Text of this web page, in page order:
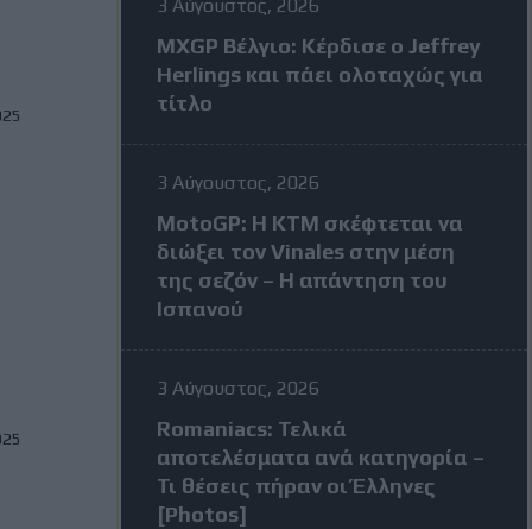
3 Αύγουστος, 2026
MXGP Βέλγιο: Κέρδισε ο Jeffrey
Herlings και πάει ολοταχώς για
τίτλο
3 Αύγουστος, 2026
MotoGP: Η KTM σκέφτεται να
διώξει τον Vinales στην μέση
της σεζόν – Η απάντηση του
Ισπανού
3 Αύγουστος, 2026
Romaniacs: Τελικά
αποτελέσματα ανά κατηγορία –
Τι θέσεις πήραν οι Έλληνες
[Photos]